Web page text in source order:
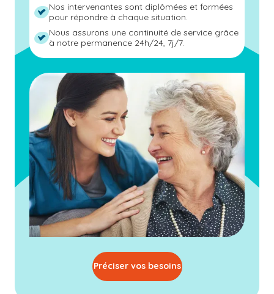
Nos intervenantes sont diplômées et formées
pour répondre à chaque situation.
Nous assurons une continuité de service grâce
à notre permanence 24h/24, 7j/7.
Préciser vos besoins